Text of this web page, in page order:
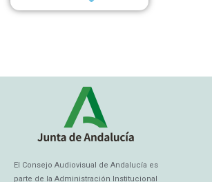
El Consejo Audiovisual de Andalucía es
parte de la Administración Institucional